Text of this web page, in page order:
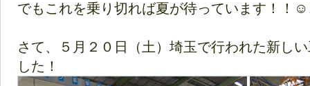
でもこれを乗り切れば夏が待っています！！
さて、５月２０日（土）埼玉で行われた新し
した！